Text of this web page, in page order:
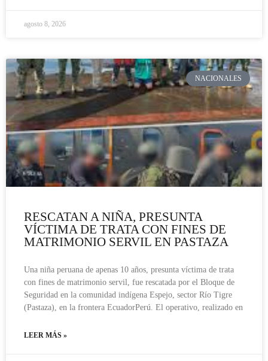
agosto 8, 2026
NACIONALES
RESCATAN A NIÑA, PRESUNTA
VÍCTIMA DE TRATA CON FINES DE
MATRIMONIO SERVIL EN PASTAZA
Una niña peruana de apenas 10 años, presunta víctima de trata
con fines de matrimonio servil, fue rescatada por el Bloque de
Seguridad en la comunidad indígena Espejo, sector Río Tigre
(Pastaza), en la frontera EcuadorPerú. El operativo, realizado en
LEER MÁS »